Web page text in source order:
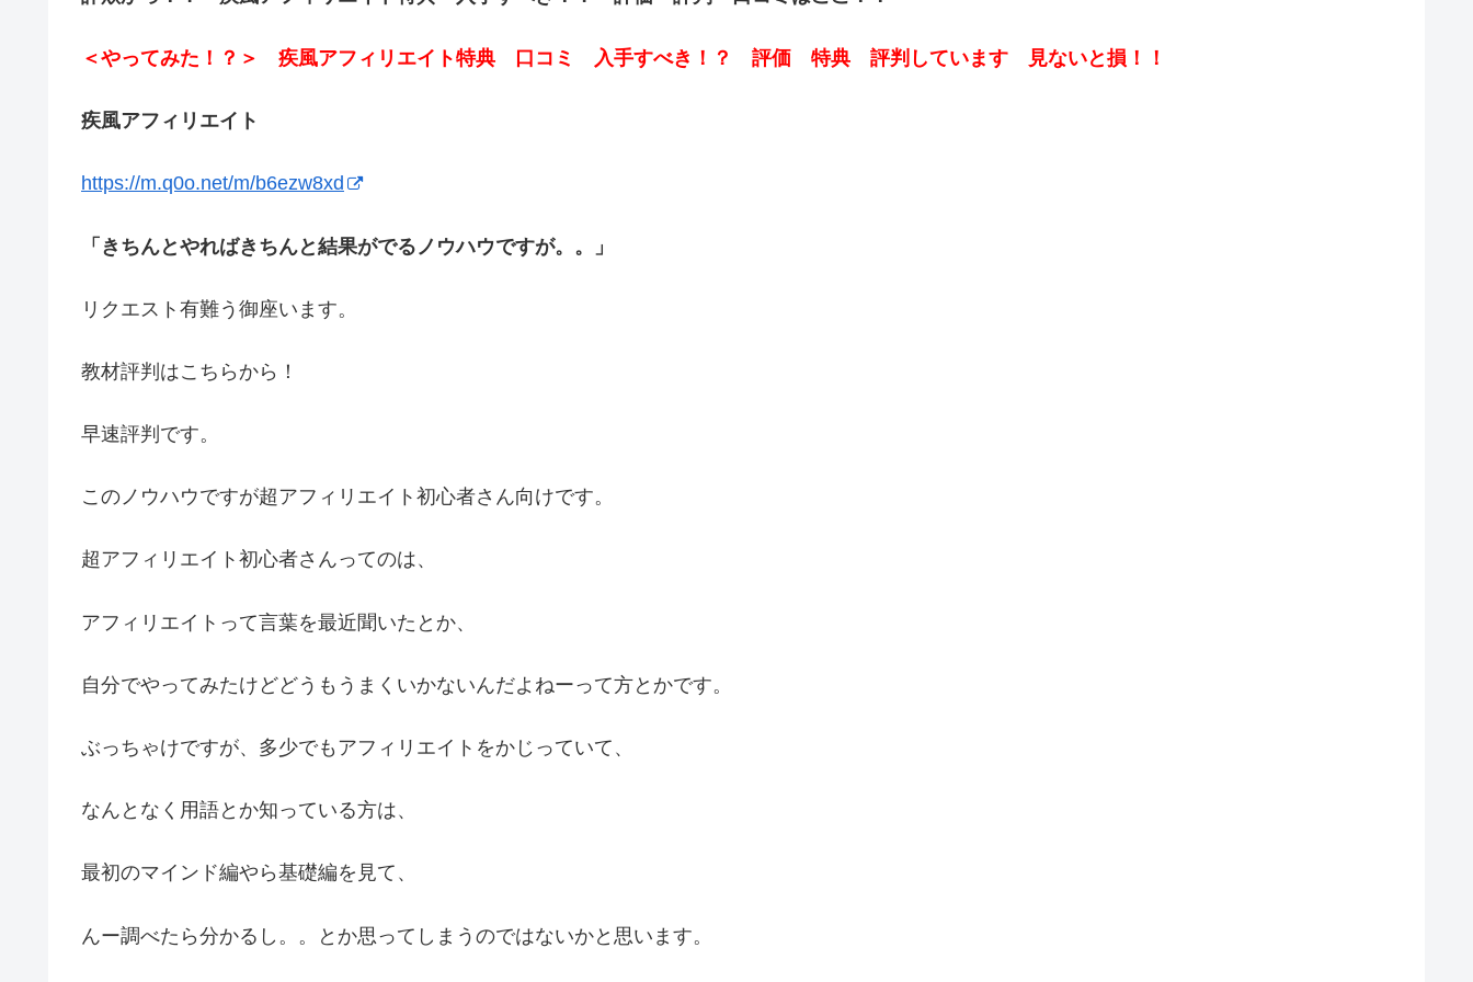
＜やってみた！？＞ 疾風アフィリエイト特典 口コミ 入手すべき！？ 評価 特典 評判しています 見ないと損！！
疾風アフィリエイト
https://m.q0o.net/m/b6ezw8xd
「きちんとやればきちんと結果がでるノウハウですが。。」
リクエスト有難う御座います。
教材評判はこちらから！
早速評判です。
このノウハウですが超アフィリエイト初心者さん向けです。
超アフィリエイト初心者さんってのは、
アフィリエイトって言葉を最近聞いたとか、
自分でやってみたけどどうもうまくいかないんだよねーって方とかです。
ぶっちゃけですが、多少でもアフィリエイトをかじっていて、
なんとなく用語とか知っている方は、
最初のマインド編やら基礎編を見て、
んー調べたら分かるし。。とか思ってしまうのではないかと思います。